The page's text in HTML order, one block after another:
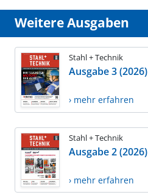
Weitere Ausgaben
Stahl + Technik
Ausgabe 3 (2026)
› mehr erfahren
Stahl + Technik
Ausgabe 2 (2026)
› mehr erfahren